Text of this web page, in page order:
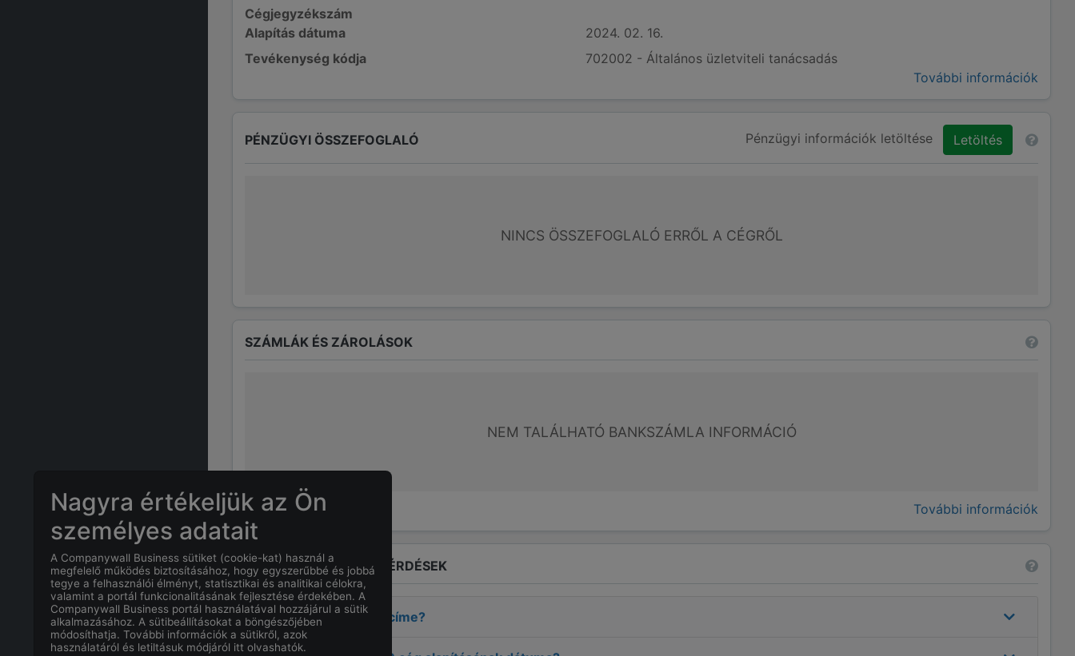
Cégjegyzékszám
Alapítás dátuma
2024. 02. 16.
Tevékenység kódja
702002 - Általános üzletviteli tanácsadás
További információk
PÉNZÜGYI ÖSSZEFOGLALÓ Pénzügyi információk letöltése Letöltés
NINCS ÖSSZEFOGLALÓ ERRŐL A CÉGRŐL
SZÁMLÁK ÉS ZÁROLÁSOK
NEM TALÁLHATÓ BANKSZÁMLA INFORMÁCIÓ
További információk
GYAKRAN ISMÉTELT KÉRDÉSEK
MiCSORBA TIBOR címe?
Nagyra értékeljük az Ön
személyes adatait
A Companywall Business sütiket (cookie-kat) használ a
megfelelő működés biztosításához, hogy egyszerűbbé és jobbá
tegye a felhasználói élményt, statisztikai és analitikai célokra,
valamint a portál funkcionalitásának fejlesztése érdekében. A
Companywall Business portál használatával hozzájárul a sütik
alkalmazásához. A sütibeállításokat a böngészőjében
módosíthatja. További információk a sütikről, azok
használatáról és letiltásuk módjáról itt olvashatók.